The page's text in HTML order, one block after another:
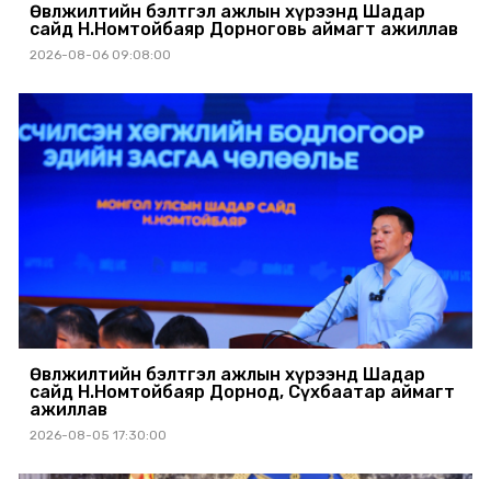
Өвөлжилтийн бэлтгэл ажлын хүрээнд Шадар
сайд Н.Номтойбаяр Дорноговь аймагт ажиллав
2026-08-06 09:08:00
Өвөлжилтийн бэлтгэл ажлын хүрээнд Шадар
сайд Н.Номтойбаяр Дорнод, Сүхбаатар аймагт
ажиллав
2026-08-05 17:30:00